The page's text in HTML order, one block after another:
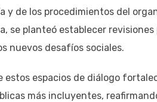
de los procedimientos del
se planteó establecer revisiones
nuevos desafíos sociales.
estos espacios de diálogo
más incluyentes,